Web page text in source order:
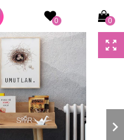
0 0